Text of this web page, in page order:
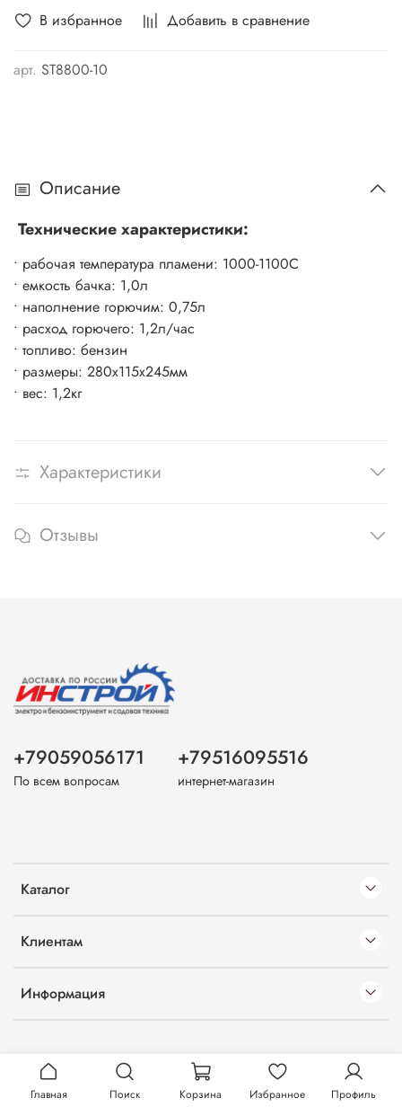
В избранное Добавить в сравнение
арт. ST8800-10
Описание
Технические характеристики:
• рабочая температура пламени: 1000-1100С
• емкость бачка: 1,0л
• наполнение горючим: 0,75л
• расход горючего: 1,2л/час
• топливо: бензин
• размеры: 280х115х245мм
• вес: 1,2кг
Характеристики
Отзывы
Каталог
Клиентам
Информация
+79059056171
По всем вопросам
+79516095516
интернет-магазин
Главная Поиск Корзина Избранное Профиль